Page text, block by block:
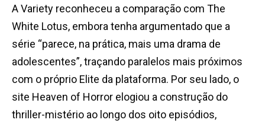
A Variety reconheceu a comparação com The
White Lotus, embora tenha argumentado que a
série “parece, na prática, mais uma drama de
adolescentes”, traçando paralelos mais próximos
com o próprio Elite da plataforma. Por seu lado, o
site Heaven of Horror elogiou a construção do
thriller-mistério ao longo dos oito episódios,